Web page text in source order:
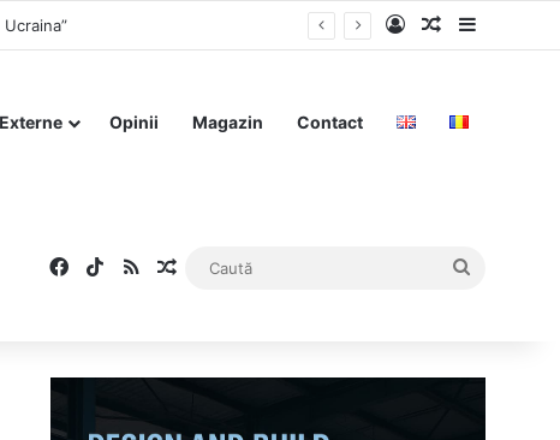
granițele Ucrainei din 1991 Log InArticolSidebar
Externe Opinii Magazin Contact
Facebook
TikTok
RSSArticol aleatoriu